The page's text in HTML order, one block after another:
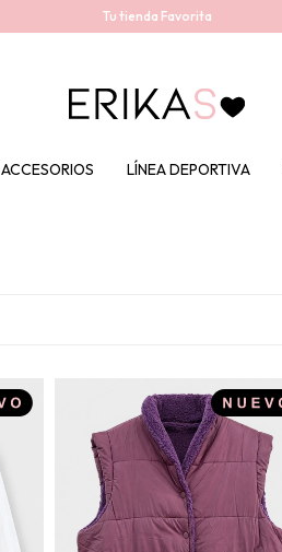
Tu tienda Favorita
ACCESORIOS LÍNEA DEPORTIVA